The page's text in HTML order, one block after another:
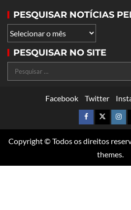
PESQUISAR NOTÍCIAS
PESQUISAR NO SITE
Facebook Twitter
Copyright © Todos os direitos
themes.